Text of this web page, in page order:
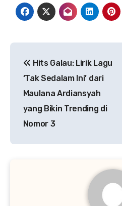
pos
Hits Galau: Lirik Lagu
‘Tak Sedalam Ini’ dari
Maulana Ardiansyah
yang Bikin Trending di
Nomor 3